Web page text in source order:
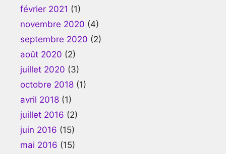
février 2021 (1)
novembre 2020 (4)
septembre 2020 (2)
août 2020 (2)
juillet 2020 (3)
octobre 2018 (1)
avril 2018 (1)
juillet 2016 (2)
juin 2016 (15)
mai 2016 (15)